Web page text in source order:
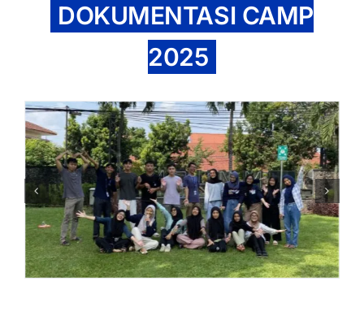
DOKUMENTASI CAMP
2025